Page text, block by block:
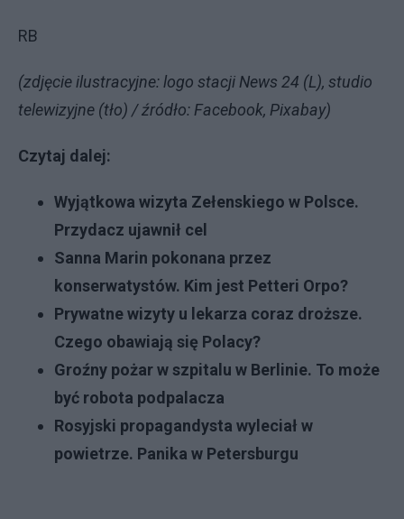
RB
(zdjęcie ilustracyjne: logo stacji News 24 (L), studio
telewizyjne (tło) / źródło: Facebook, Pixabay)
Czytaj dalej:
Wyjątkowa wizyta Zełenskiego w Polsce.
Przydacz ujawnił cel
Sanna Marin pokonana przez
konserwatystów. Kim jest Petteri Orpo?
Prywatne wizyty u lekarza coraz droższe.
Czego obawiają się Polacy?
Groźny pożar w szpitalu w Berlinie. To może
być robota podpalacza
Rosyjski propagandysta wyleciał w
powietrze. Panika w Petersburgu